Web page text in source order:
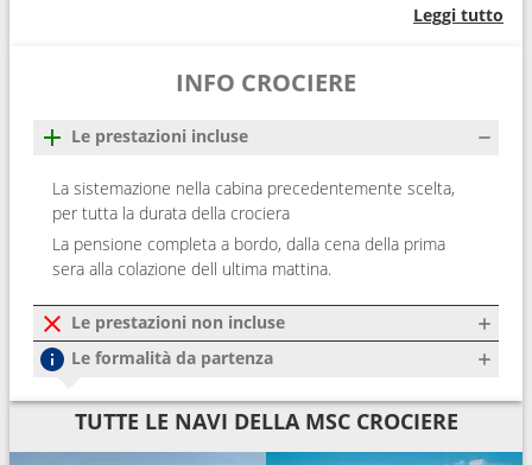
Leggi tutto
INFO CROCIERE
Le prestazioni incluse
La sistemazione nella cabina precedentemente scelta,
per tutta la durata della crociera
La pensione completa a bordo, dalla cena della prima
sera alla colazione dell ultima mattina.
Le prestazioni non incluse
Le formalità da partenza
TUTTE LE NAVI DELLA MSC CROCIERE